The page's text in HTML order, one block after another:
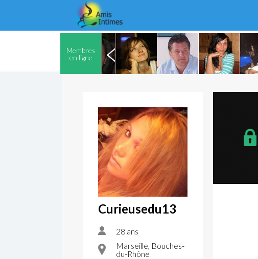
Membres
en ligne
Curieusedu13
28 ans
Marseille, Bouches-
du-Rhône